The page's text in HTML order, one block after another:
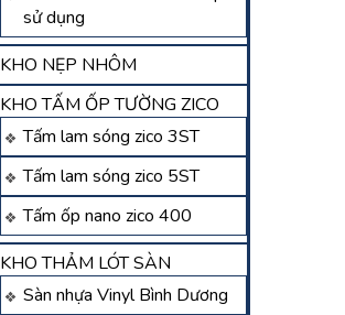
sử dụng
KHO NẸP NHÔM
KHO TẤM ỐP TƯỜNG ZICO
Tấm lam sóng zico 3ST
Tấm lam sóng zico 5ST
Tấm ốp nano zico 400
KHO THẢM LÓT SÀN
Sàn nhựa Vinyl Bình Dương